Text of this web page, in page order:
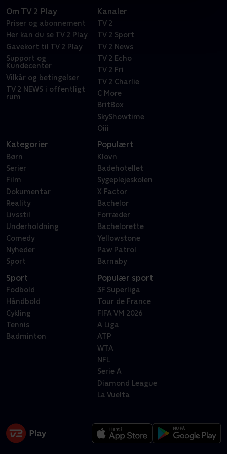
Om TV 2 Play
Priser og abonnement
Her kan du se TV 2 Play
Gavekort til TV 2 Play
Support og
Kundecenter
Vilkår og betingelser
TV 2 NEWS i offentligt
rum
Kanaler
TV 2
TV 2 Sport
TV 2 News
TV 2 Echo
TV 2 Fri
TV 2 Charlie
C More
BritBox
SkyShowtime
Oiii
Kategorier
Børn
Serier
Film
Dokumentar
Reality
Livsstil
Underholdning
Comedy
Nyheder
Sport
Populært
Klovn
Badehotellet
Sygeplejeskolen
X Factor
Bachelor
Forræder
Bachelorette
Yellowstone
Paw Patrol
Barnaby
Sport
Fodbold
Håndbold
Cykling
Tennis
Badminton
Populær sport
3F Superliga
Tour de France
FIFA VM 2026
A Liga
ATP
WTA
NFL
Serie A
Diamond League
La Vuelta